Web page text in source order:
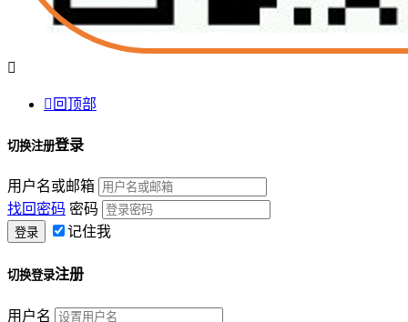

 回顶部
切换注册登录
用户名或邮箱
找回密码 密码
记住我
切换登录注册
用户名